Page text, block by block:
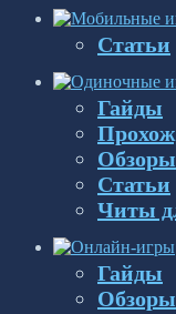
Статьи
Гайды
Обзоры
Статьи
Читы
Гайды
Обзоры